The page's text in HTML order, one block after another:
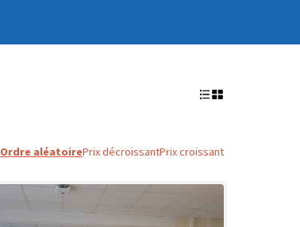
Ordre aléatoirePrix décroissantPrix croissant